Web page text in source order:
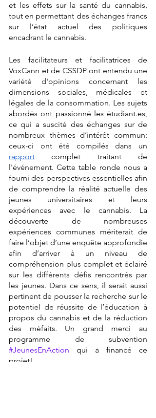
et les effets sur la santé du cannabis,
tout en permettant des échanges francs
sur l’état actuel des politiques
encadrant le cannabis.
Les facilitateurs et facilitatrices de
VoxCann et de CSSDP ont entendu une
variété d'opinions concernant les
dimensions sociales, médicales et
légales de la consommation. Les sujets
abordés ont passionné les étudiant.es,
ce qui a suscité des échanges sur de
nombreux thèmes d’intérêt commun:
rapport complet traitant de
l'événement. Cette table ronde nous a
fourni des perspectives essentielles afin
de comprendre la réalité actuelle des
jeunes universitaires et leurs
expériences avec le cannabis. La
découverte de nombreuses
expériences communes mériterait de
faire l’objet d’une enquête approfondie
afin d’arriver à un niveau de
compréhension plus complet et éclairé
sur les différents défis rencontrés par
les jeunes. Dans ce sens, il serait aussi
pertinent de pousser la recherche sur le
potentiel de réussite de l’éducation à
propos du cannabis et de la réduction
des méfaits. Un grand merci au
#JeunesEnAction qui a financé ce
projet!